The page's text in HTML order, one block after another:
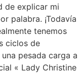
de explicar mi
palabra. ¡Todavía
tenemos
ciclos de
pesada carga a
« Lady Christine